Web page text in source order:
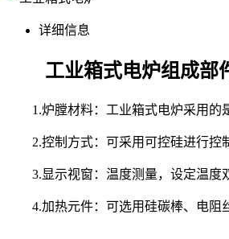
详细信息
工业箱式电炉组成部
1.炉膛材料：工业箱式电炉采用的是
2.控制方式：可采用可控硅进行控制
3.显示视窗：温度测量，设定温度双
4.加热元件：可选用硅碳棒、电阻